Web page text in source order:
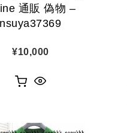
通販 偽物 –
nsuya37369
¥10,000